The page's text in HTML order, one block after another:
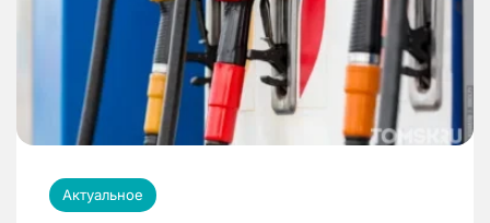
Актуальное